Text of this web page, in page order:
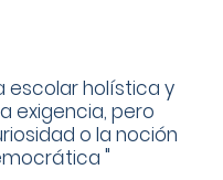
escolar holística y
exigencia, pero
o la noción
"